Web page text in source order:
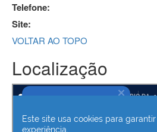
Telefone:
Site:
VOLTAR AO TOPO
Localização